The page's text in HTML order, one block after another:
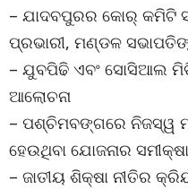
– ଯାଦବପୁରର କୋର୍ କମିଟି
ପ୍ରଭାରୀ, ମଣ୍ଡଳ
– ଯୁବପିଢି ଏବଂ ସୋସିଆଲ
ଆଲୋଚନା
– ପଶ୍ଚିମବଙ୍ଗରେ ନିଜସ୍ୱ
ହେଉଥିବା ଯୋଜନାର ସମୀକ୍ଷା
– ଜାତୀୟ ଶିକ୍ଷା ନୀତିର